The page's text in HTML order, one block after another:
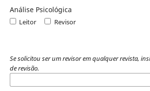
Análise Psicológica
Leitor Revisor
Se solicitou ser um revisor em qualquer revista,
de revisão.